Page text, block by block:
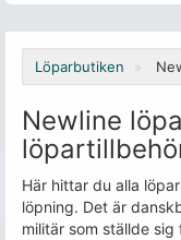
Löparbutiken
Newline
Här hittar du alla
löpning. Det är
militär som ställde